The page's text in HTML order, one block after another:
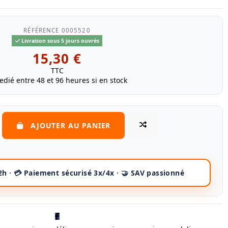
RÉFÉRENCE 0005520
Livraison sous 5 jours ouvrés
15,30 €
TTC
entre 48 et 96 heures si en stock
AJOUTER AU PANIER